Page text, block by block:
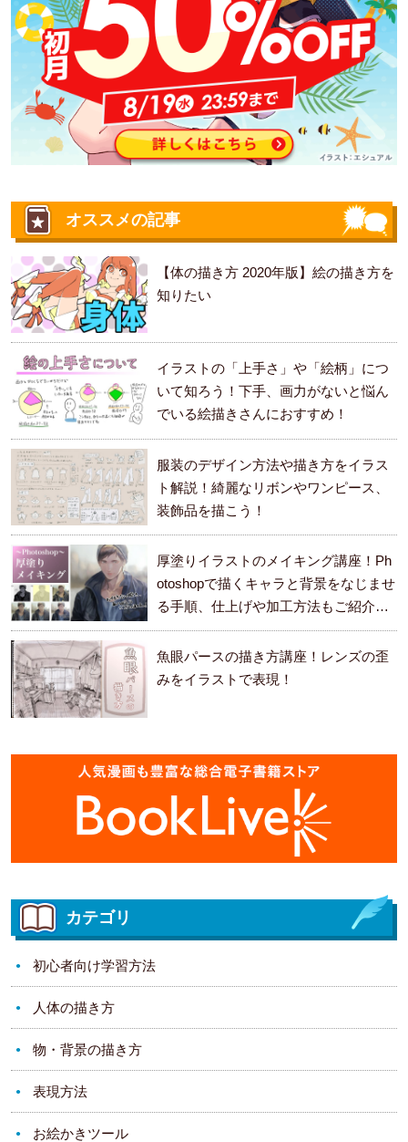
オススメの記事
【体の描き方 2020年版】絵の描き方を
知りたい
イラストの「上手さ」や「絵柄」につ
いて知ろう！下手、画力がないと悩ん
でいる絵描きさんにおすすめ！
服装のデザイン方法や描き方をイラス
ト解説！綺麗なリボンやワンピース、
装飾品を描こう！
厚塗りイラストのメイキング講座！Ph
otoshopで描くキャラと背景をなじませ
る手順、仕上げや加工方法もご紹介し
ます。
魚眼パースの描き方講座！レンズの歪
みをイラストで表現！
カテゴリ
初心者向け学習方法
人体の描き方
物・背景の描き方
表現方法
お絵かきツール